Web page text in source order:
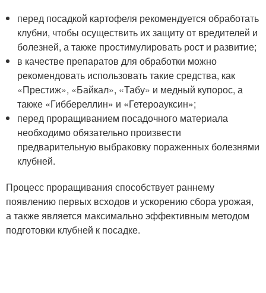
перед посадкой картофеля рекомендуется обработать
клубни, чтобы осуществить их защиту от вредителей и
болезней, а также простимулировать рост и развитие;
в качестве препаратов для обработки можно
рекомендовать использовать такие средства, как
«Престиж», «Байкал», «Табу» и медный купорос, а
также «Гиббереллин» и «Гетероауксин»;
перед проращиванием посадочного материала
необходимо обязательно произвести
предварительную выбраковку пораженных болезнями
клубней.
Процесс проращивания способствует раннему
появлению первых всходов и ускорению сбора урожая,
а также является максимально эффективным методом
подготовки клубней к посадке.